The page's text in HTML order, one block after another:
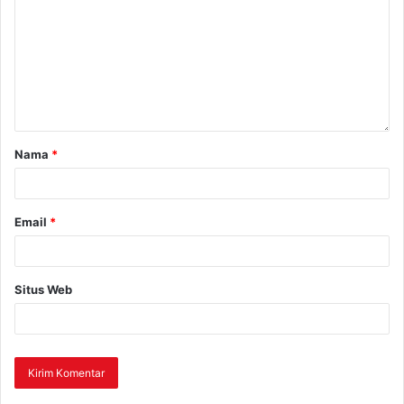
Nama *
Email *
Situs Web